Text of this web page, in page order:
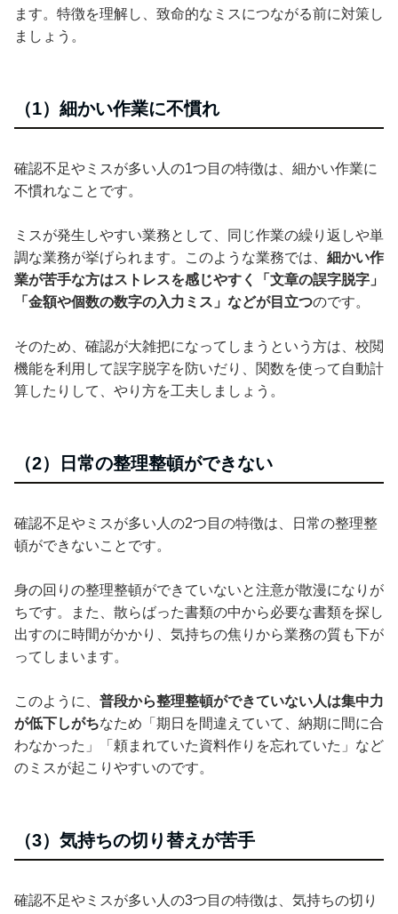
ます。特徴を理解し、致命的なミスにつながる前に対策し
ましょう。
（1）細かい作業に不慣れ
確認不足やミスが多い人の1つ目の特徴は、細かい作業に
不慣れなことです。
ミスが発生しやすい業務として、同じ作業の繰り返しや単
調な業務が挙げられます。このような業務では、 細かい作
業が苦手な方はストレスを感じやすく「文章の誤字脱字」
「金額や個数の数字の入力ミス」などが目立つのです。
そのため、確認が大雑把になってしまうという方は、校閲
機能を利用して誤字脱字を防いだり、関数を使って自動計
算したりして、やり方を工夫しましょう。
（2）日常の整理整頓ができない
確認不足やミスが多い人の2つ目の特徴は、日常の整理整
頓ができないことです。
身の回りの整理整頓ができていないと注意が散漫になりが
ちです。また、散らばった書類の中から必要な書類を探し
出すのに時間がかかり、気持ちの焦りから業務の質も下が
ってしまいます。
このように、 普段から整理整頓ができていない人は集中力
が低下しがちなため「期日を間違えていて、納期に間に合
わなかった」「頼まれていた資料作りを忘れていた」など
のミスが起こりやすいのです。
（3）気持ちの切り替えが苦手
確認不足やミスが多い人の3つ目の特徴は、気持ちの切り